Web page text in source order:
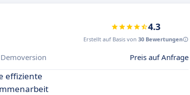
4.3
Erstellt auf Basis von 30 Bewertungen
Preis auf Anfrage
effiziente